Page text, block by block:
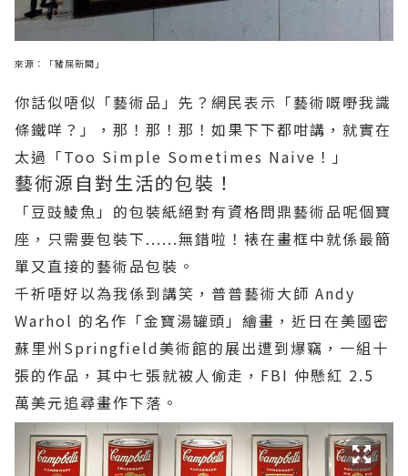
來源：「豬屎新聞」
你話似唔似「藝術品」先？網民表示「藝術嘅嘢我識
條鐵咩？」，那！那！那！如果下下都咁講，就實在
太過「Too Simple Sometimes Naive！」
藝術源自對生活的包裝！
「豆豉鯪魚」的包裝紙絕對有資格問鼎藝術品呢個寶
座，只需要包裝下......無錯啦！裱在畫框中就係最簡
單又直接的藝術品包裝。
千祈唔好以為我係到講笑，普普藝術大師 Andy
Warhol 的名作「金寶湯罐頭」繪畫，近日在美國密
蘇里州Springfield美術館的展出遭到爆竊，一組十
張的作品，其中七張就被人偷走，FBI 仲懸紅 2.5
萬美元追尋畫作下落。